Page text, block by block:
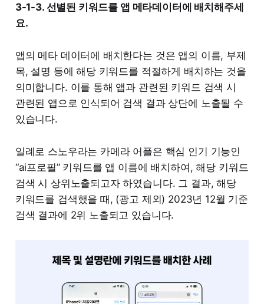
3-1-3. 선별된 키워드를 앱 메타데이터에 배치해주세
요.
앱의 메타 데이터에 배치한다는 것은 앱의 이름, 부제
목, 설명 등에 해당 키워드를 적절하게 배치하는 것을
의미합니다. 이를 통해 앱과 관련된 키워드 검색 시
관련된 앱으로 인식되어 검색 결과 상단에 노출될 수
있습니다.
일례로 스노우라는 카메라 어플은 핵심 인기 기능인
“ai프로필” 키워드를 앱 이름에 배치하여, 해당 키워드
검색 시 상위노출되고자 하였습니다. 그 결과, 해당
키워드를 검색했을 때, (광고 제외) 2023년 12월 기준
검색 결과에 2위 노출되고 있습니다.